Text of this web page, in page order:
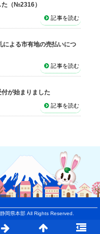
（№2316）
記事を読む
よる市有地の売払いにつ
記事を読む
が始まりました
記事を読む
岡県本部 All Rights Reserved.